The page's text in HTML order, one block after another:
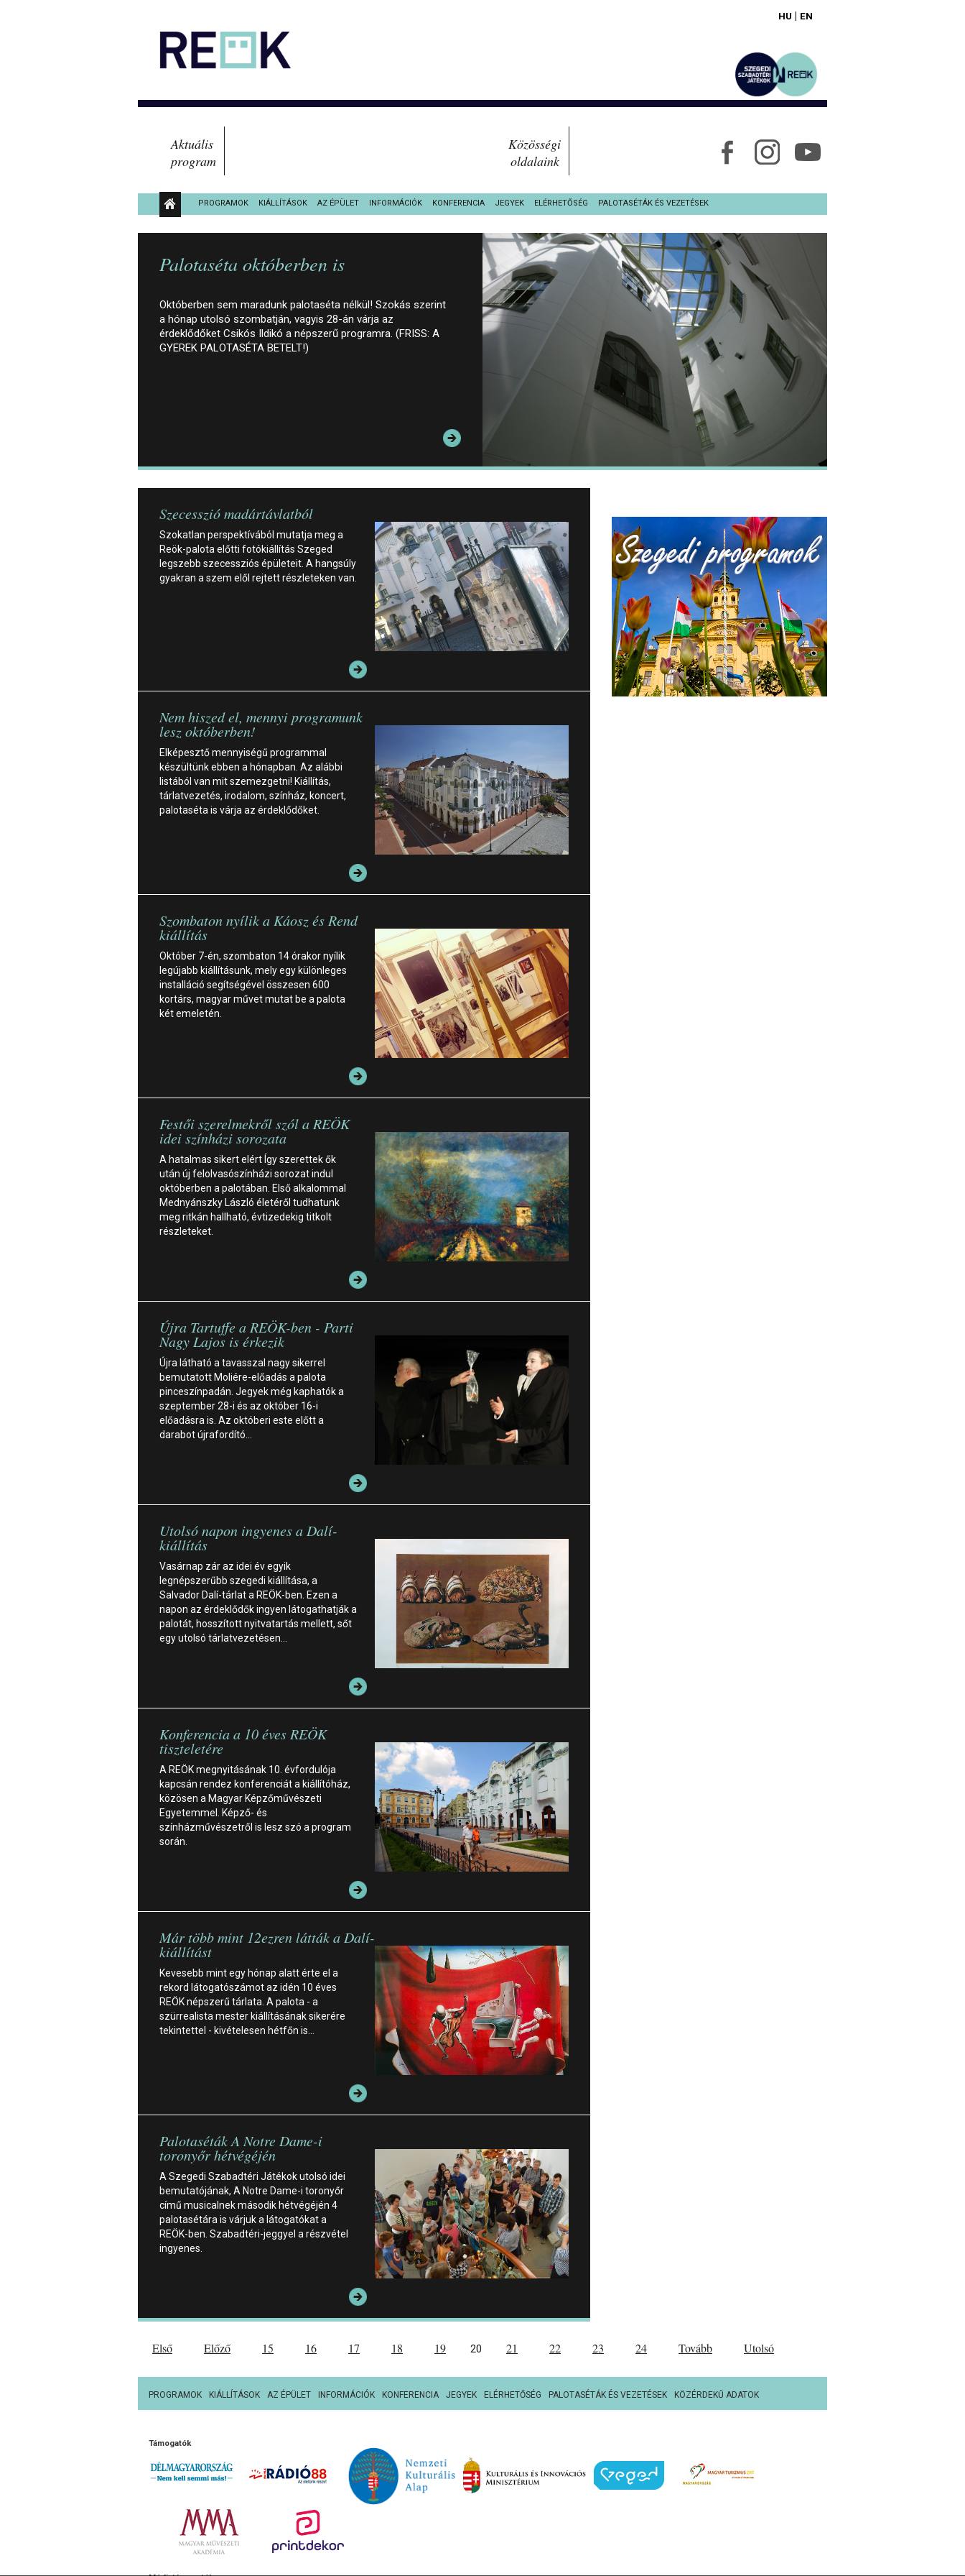
Aktuális
program
Közösségi
oldalaink
HU | EN
PROGRAMOK KIÁLLÍTÁSOK AZ ÉPÜLET INFORMÁCIÓK KONFERENCIA JEGYEK ELÉRHETŐSÉG PALOTASÉTÁK ÉS VEZETÉSEK
KÖZÉRDEKŰ ADATOK
Palotaséta októberben is
Októberben sem maradunk palotaséta nélkül! Szokás szerint
a hónap utolsó szombatján, vagyis 28-án várja az
érdeklődőket Csikós Ildikó a népszerű programra. (FRISS: A
GYEREK PALOTASÉTA BETELT!)
Szecesszió madártávlatból
Szokatlan perspektívából mutatja meg a
Reök-palota előtti fotókiállítás Szeged
legszebb szecessziós épületeit. A hangsúly
gyakran a szem elől rejtett részleteken van.
Nem hiszed el, mennyi programunk
lesz októberben!
Elképesztő mennyiségű programmal
készültünk ebben a hónapban. Az alábbi
listából van mit szemezgetni! Kiállítás,
tárlatvezetés, irodalom, színház, koncert,
palotaséta is várja az érdeklődőket.
Szombaton nyílik a Káosz és Rend
kiállítás
Október 7-én, szombaton 14 órakor nyílik
legújabb kiállításunk, mely egy különleges
installáció segítségével összesen 600
kortárs, magyar művet mutat be a palota
két emeletén.
Festői szerelmekről szól a REÖK
idei színházi sorozata
A hatalmas sikert elért Így szerettek ők
után új felolvasószínházi sorozat indul
októberben a palotában. Első alkalommal
Mednyánszky László életéről tudhatunk
meg ritkán hallható, évtizedekig titkolt
részleteket.
Újra Tartuffe a REÖK-ben - Parti
Nagy Lajos is érkezik
Újra látható a tavasszal nagy sikerrel
bemutatott Moliére-előadás a palota
pinceszínpadán. Jegyek még kaphatók a
szeptember 28-i és az október 16-i
előadásra is. Az októberi este előtt a
darabot újrafordító…
Utolsó napon ingyenes a Dalí-
kiállítás
Vasárnap zár az idei év egyik
legnépszerűbb szegedi kiállítása, a
Salvador Dalí-tárlat a REÖK-ben. Ezen a
napon az érdeklődők ingyen látogathatják a
palotát, hosszított nyitvatartás mellett, sőt
egy utolsó tárlatvezetésen…
Konferencia a 10 éves REÖK
tiszteletére
A REÖK megnyitásának 10. évfordulója
kapcsán rendez konferenciát a kiállítóház,
közösen a Magyar Képzőművészeti
Egyetemmel. Képző- és
színházművészetről is lesz szó a program
során.
Már több mint 12ezren látták a Dalí-
kiállítást
Kevesebb mint egy hónap alatt érte el a
rekord látogatószámot az idén 10 éves
REÖK népszerű tárlata. A palota - a
szürrealista mester kiállításának sikerére
tekintettel - kivételesen hétfőn is…
Palotaséták A Notre Dame-i
toronyőr hétvégéjén
A Szegedi Szabadtéri Játékok utolsó idei
bemutatójának, A Notre Dame-i toronyőr
című musicalnek második hétvégéjén 4
palotasétára is várjuk a látogatókat a
REÖK-ben. Szabadtéri-jeggyel a részvétel
ingyenes.
Első Előző 15 16 17 18 19 20 21 22 23 24 Tovább Utolsó
PROGRAMOK KIÁLLÍTÁSOK AZ ÉPÜLET INFORMÁCIÓK KONFERENCIA JEGYEK ELÉRHETŐSÉG PALOTASÉTÁK ÉS VEZETÉSEK KÖZÉRDEKŰ ADATOK
Támogatók